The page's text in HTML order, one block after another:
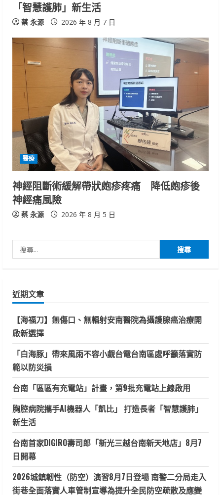
「智慧護肺」新生活
蔡 永源 2026 年 8 月 7 日
醫療
神經阻斷術緩解帶狀皰疹疼痛 降低皰疹後
神經痛風險
蔡 永源 2026 年 8 月 5 日
尋
字:
近期文章
【海福刀】無傷口、無輻射安南醫院為攝護腺癌治療開
啟新選擇
「白海豚」帶來風雨不容小覷台電台南區處呼籲落實防
範以防災損
台南「區區有充電站」計畫，第9批充電站上線啟用
胸腔病院攜手AI機器人「凱比」 打造長者「智慧護肺」
新生活
台南首家DIGIRO壽司郎「新光三越台南新天地店」8月7
日開幕
2026城鎮韌性（防空）演習8月7日登場 南警二分局走入
街巷全面落實人車管制宣導為提升全民防空疏散及應變